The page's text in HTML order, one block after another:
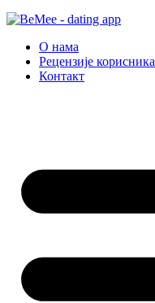
О нама
Рецензије корисника
Контакт